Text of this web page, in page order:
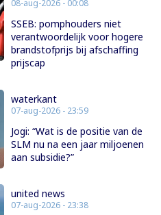
08-aug-2026 - 00:08
SSEB: pomphouders niet
verantwoordelijk voor hogere
brandstofprijs bij afschaffing
prijscap
waterkant
07-aug-2026 - 23:59
Jogi: “Wat is de positie van de
SLM nu na een jaar miljoenen
aan subsidie?”
united news
07-aug-2026 - 23:38